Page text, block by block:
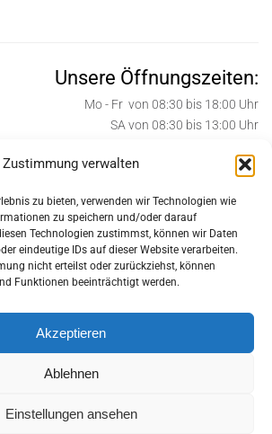
Zustimmung verwalten
zu bieten, verwenden wir Technologien wie
zu speichern und/oder darauf
Technologien zustimmst, können wir Daten
eindeutige IDs auf dieser Website verarbeiten.
nicht erteilst oder zurückziehst, können
Funktionen beeinträchtigt werden.
Akzeptieren
Ablehnen
Einstellungen ansehen
Unsere Öffnungszeiten:
Mo - Fr von 08:30 bis 18:00 Uhr
SA von 08:30 bis 13:00 Uhr
ab Oktober bis Weihnachten:
Weihnachtssamstage:
SA von 08:30 bis 18:00 Uhr
Feiertage geschlossen:
MI 24.12., DO 25.12., FR 26.12., MI 31.12.2025